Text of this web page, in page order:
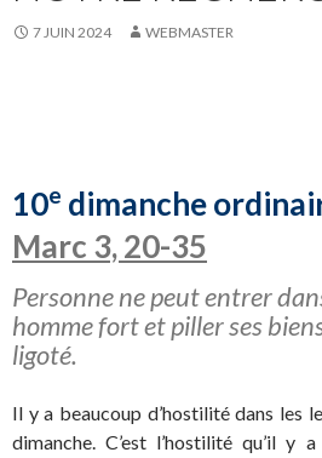
7 JUIN 2024 WEBMASTER
10e dimanche
Marc 3, 20-35
Personne ne peut entrer
homme fort et piller ses
ligoté.
Il y a beaucoup d’hostilité dans les
dimanche. C’est l’hostilité qu’il y